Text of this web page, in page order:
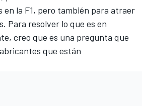
en la F1, pero también para atraer
Para resolver lo que es en
creo que es una pregunta que
que están